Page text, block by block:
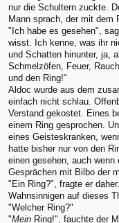
nur die Schultern zuckte.
Mann sprach, der mit dem
"Ich habe es gesehen",
wisst. Ich kenne, was ihr
und Schatten hinunter, ja,
Schmelzöfen, Feuer,
und den Ring!"
Aldoc wurde aus dem
einfach nicht schlau.
Verstand gekostet. Eines
einem Ring gesprochen.
eines Geisteskranken,
hatte bisher nur von den
einen gesehen, auch
Gesprächen mit Bilbo der
"Ein Ring?", fragte er
Wahnsinnigen auf dieses
"Welcher Ring?"
"Mein Ring!", fauchte der